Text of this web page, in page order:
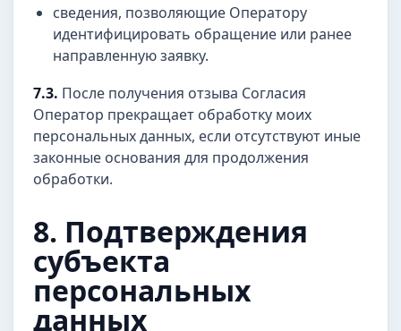
сведения, позволяющие Оператору
идентифицировать обращение или ранее
направленную заявку.
7.3. После получения отзыва Согласия
Оператор прекращает обработку моих
персональных данных, если отсутствуют иные
законные основания для продолжения
обработки.
8. Подтверждения
субъекта
персональных
данных